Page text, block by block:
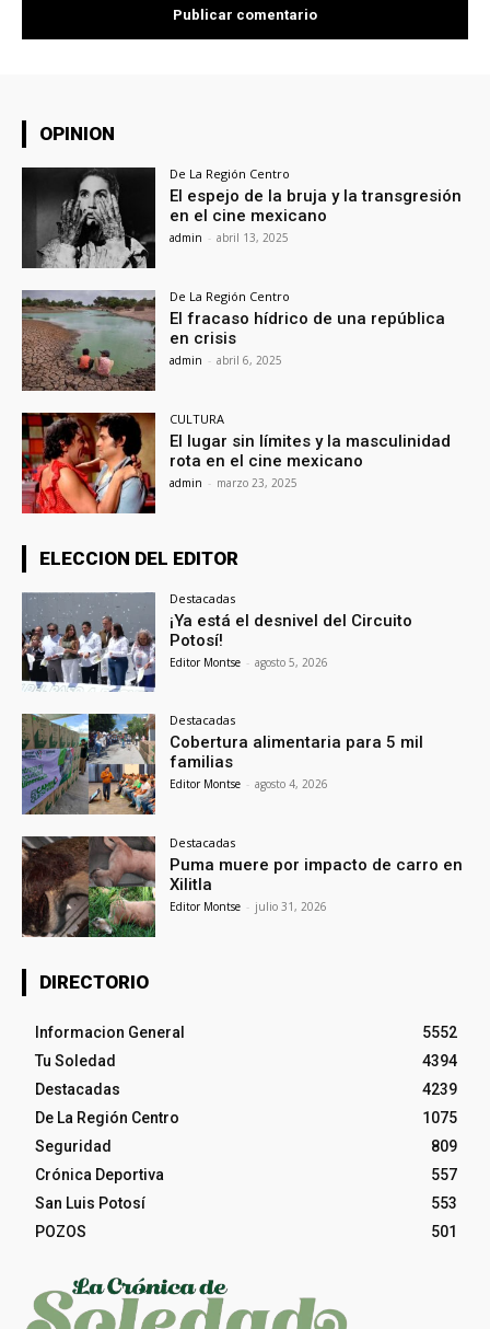
OPINION
De La Región Centro
El espejo de la bruja y la transgresión
en el cine mexicano
admin - abril 13, 2025
De La Región Centro
El fracaso hídrico de una república
en crisis
admin - abril 6, 2025
CULTURA
El lugar sin límites y la masculinidad
rota en el cine mexicano
admin - marzo 23, 2025
ELECCION DEL EDITOR
Destacadas
¡Ya está el desnivel del Circuito
Potosí!
Editor Montse - agosto 5, 2026
Destacadas
Cobertura alimentaria para 5 mil
familias
Editor Montse - agosto 4, 2026
Destacadas
Puma muere por impacto de carro en
Xilitla
Editor Montse - julio 31, 2026
DIRECTORIO
Informacion General
5552
Tu Soledad
4394
Destacadas
4239
De La Región Centro
1075
Seguridad
809
Crónica Deportiva
557
San Luis Potosí
553
POZOS
501